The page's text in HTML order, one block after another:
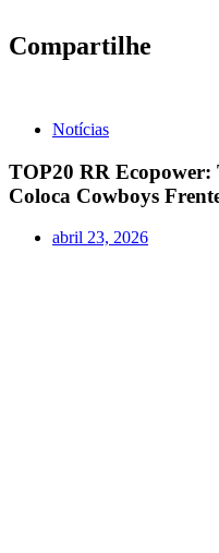
Compartilhe
Notícias
TOP20 RR Ecopower:
Coloca Cowboys
abril 23, 2026